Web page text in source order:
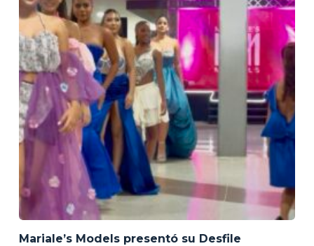
Mariale’s Models presentó su Desfile